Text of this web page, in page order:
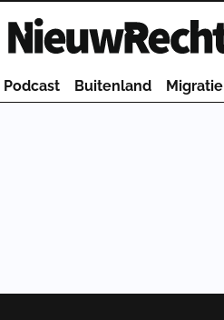
Homepage van NieuwRechts
Podcast Buitenland Migratie